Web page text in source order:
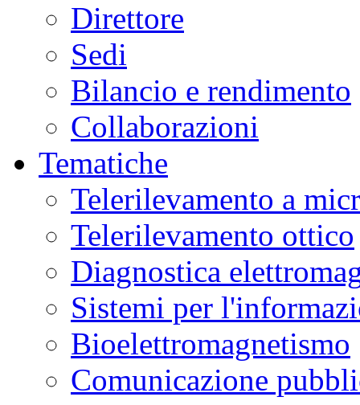
Direttore
Sedi
Bilancio e rendimento
Collaborazioni
Tematiche
Telerilevamento a
Telerilevamento ottico
Diagnostica
Sistemi per
Bioelettromagnetismo
Comunicazione